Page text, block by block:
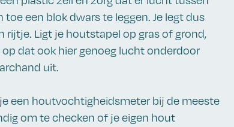
een blok dwars te leggen. Je legt dus
rijtje. Ligt je houtstapel op gras of grond,
dat ook hier genoeg lucht onderdoor
uit.
een houtvochtigheidsmeter bij de meeste
om te checken of je eigen hout